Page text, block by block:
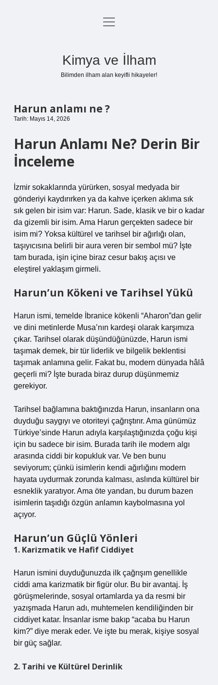
Anasayfa
menüyü
Kimya ve İlham
Bilimden ilham alan keyifli hikayeler!
Harun anlamı ne ?
Tarih: Mayıs 14, 2026
Harun Anlamı Ne? Derin Bir
İnceleme
İzmir sokaklarında yürürken, sosyal medyada bir
gönderiyi kaydırırken ya da kahve içerken aklıma sık
sık gelen bir isim var: Harun. Sade, klasik ve bir o kadar
da gizemli bir isim. Ama Harun gerçekten sadece bir
isim mi? Yoksa kültürel ve tarihsel bir ağırlığı olan,
taşıyıcısına belirli bir aura veren bir sembol mü? İşte
tam burada, işin içine biraz cesur bakış açısı ve
eleştirel yaklaşım girmeli.
Harun’un Kökeni ve Tarihsel Yükü
Harun ismi, temelde İbranice kökenli “Aharon”dan gelir
ve dini metinlerde Musa’nın kardeşi olarak karşımıza
çıkar. Tarihsel olarak düşündüğünüzde, Harun ismi
taşımak demek, bir tür liderlik ve bilgelik beklentisi
taşımak anlamına gelir. Fakat bu, modern dünyada hâlâ
geçerli mi? İşte burada biraz durup düşünmemiz
gerekiyor.
Tarihsel bağlamına baktığınızda Harun, insanların ona
duyduğu saygıyı ve otoriteyi çağrıştırır. Ama günümüz
Türkiye’sinde Harun adıyla karşılaştığınızda çoğu kişi
için bu sadece bir isim. Burada tarih ile modern algı
arasında ciddi bir kopukluk var. Ve ben bunu
seviyorum; çünkü isimlerin kendi ağırlığını modern
hayata uydurmak zorunda kalması, aslında kültürel bir
esneklik yaratıyor. Ama öte yandan, bu durum bazen
isimlerin taşıdığı özgün anlamın kaybolmasına yol
açıyor.
Harun’un Güçlü Yönleri
1. Karizmatik ve Hafif Ciddiyet
Harun ismini duyduğunuzda ilk çağrışım genellikle
ciddi ama karizmatik bir figür olur. Bu bir avantaj. İş
görüşmelerinde, sosyal ortamlarda ya da resmi bir
yazışmada Harun adı, muhtemelen kendiliğinden bir
ciddiyet katar. İnsanlar isme bakıp “acaba bu Harun
kim?” diye merak eder. Ve işte bu merak, kişiye sosyal
bir güç sağlar.
2. Tarihi ve Kültürel Derinlik